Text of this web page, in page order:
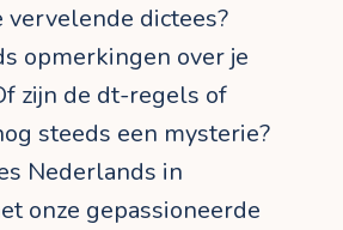
vervelende dictees?
opmerkingen over je
zijn de dt-regels of
steeds een mysterie?
Nederlands in
onze gepassioneerde